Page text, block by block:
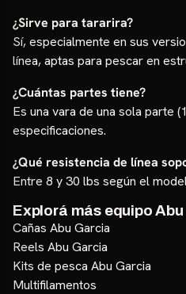
¿Sirve para tararira?
Sí, especialmente en sus
línea, aptas para pescar en
¿Cuántas partes tiene?
Es una vara de una sola parte
especificaciones.
¿Qué resistencia de línea
Entre 8 y 30 lbs según el
Explorá más equipo
Cañas Abu Garcia
Reels Abu Garcia
Kits de pesca Abu Garcia
Multifilamentos